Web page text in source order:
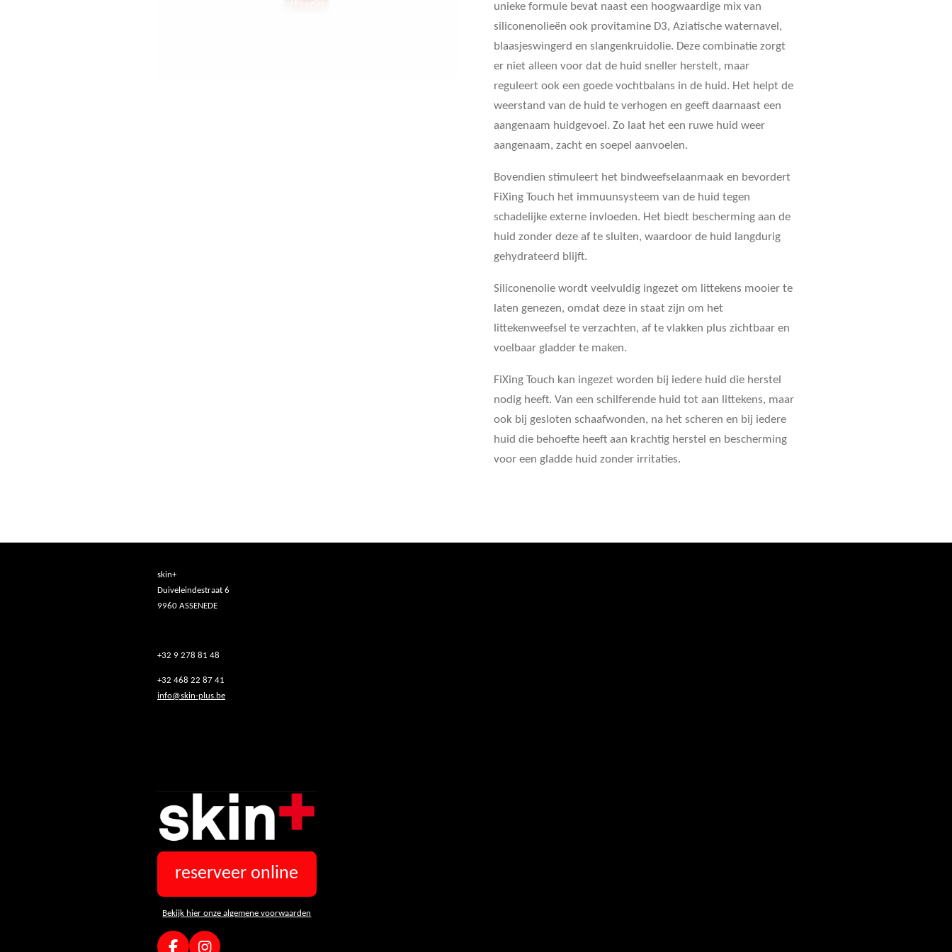
unieke formule bevat naast een hoogwaardige mix van
siliconenolieën ook provitamine D3, Aziatische waternavel,
blaasjeswingerd en slangenkruidolie. Deze combinatie zorgt
er niet alleen voor dat de huid sneller herstelt, maar
reguleert ook een goede vochtbalans in de huid. Het helpt de
weerstand van de huid te verhogen en geeft daarnaast een
aangenaam huidgevoel. Zo laat het een ruwe huid weer
aangenaam, zacht en soepel aanvoelen.
Bovendien stimuleert het bindweefselaanmaak en bevordert
FiXing Touch het immuunsysteem van de huid tegen
schadelijke externe invloeden. Het biedt bescherming aan de
huid zonder deze af te sluiten, waardoor de huid langdurig
gehydrateerd blijft.
Siliconenolie wordt veelvuldig ingezet om littekens mooier te
laten genezen, omdat deze in staat zijn om het
littekenweefsel te verzachten, af te vlakken plus zichtbaar en
voelbaar gladder te maken.
FiXing Touch kan ingezet worden bij iedere huid die herstel
nodig heeft. Van een schilferende huid tot aan littekens, maar
ook bij gesloten schaafwonden, na het scheren en bij iedere
huid die behoefte heeft aan krachtig herstel en bescherming
voor een gladde huid zonder irritaties.
skin+
Duiveleindestraat 6
9960 ASSENEDE
+32 9 278 81 48
+32 468 22 87 41
info@skin-plus.be
reserveer online
Bekijk hier onze algemene voorwaarden